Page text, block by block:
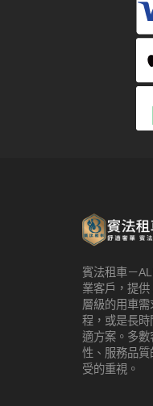
賓法租車－
業客戶，提
層級的用車
程，或是長
適方案。多
性、服務品
受的重視。